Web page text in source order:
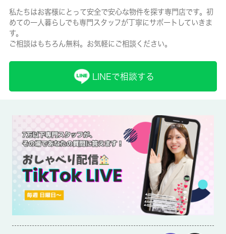
保険加入/料金
有/20000円
保険名/保険期間
全管協少短/-
賃貸区分/契約期間
一般/2年
取引形態
私たちはお客様にとって安全で安心な物件を探す専門店です。初
めての一人暮らしでも専門スタッフが丁寧にサポートしていきま
す。
ご相談はもちろん無料。お気軽にご相談ください。
LINEで相談する